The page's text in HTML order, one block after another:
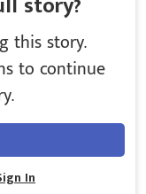
this story.
to continue
In